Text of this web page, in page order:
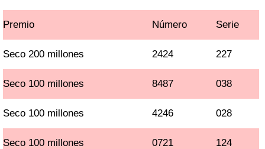
Premio Número Serie
Seco 200 millones 2424 227
Seco 100 millones 8487 038
Seco 100 millones 4246 028
Seco 100 millones 0721 124